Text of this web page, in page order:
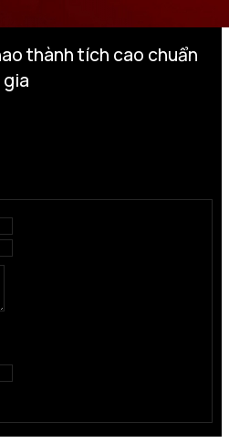
thành tích cao chuẩn